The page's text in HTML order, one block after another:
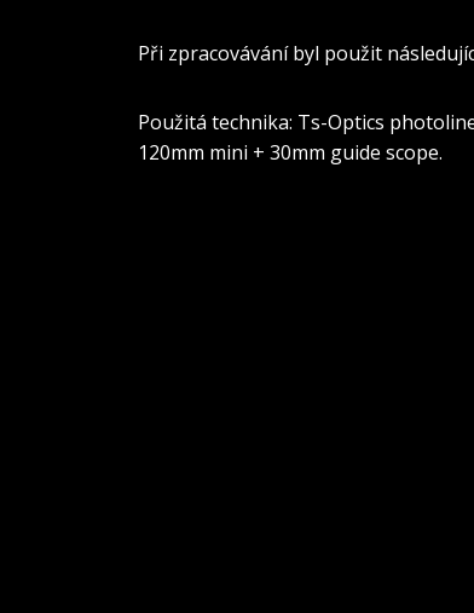
Při zpracovávání byl použit
Použitá technika: Ts-Optics
120mm mini + 30mm guide scope.